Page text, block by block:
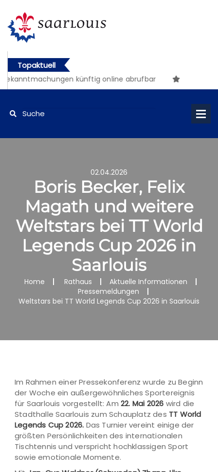
Topaktuell
künftig online abrufbar
02.04.2026
Boris Becker, Felix
Magath und weitere
Weltstars bei TT World
Legends Cup 2026 in
Saarlouis
Home Rathaus
Aktuelle Informationen
Pressemeldungen
Weltstars bei TT World Legends Cup 2026 in Saarlouis
Im Rahmen einer Pressekonferenz wurde zu Beginn
der Woche ein außergewöhnliches Sportereignis
für Saarlouis vorgestellt: Am 22. Mai 2026 wird die
Stadthalle Saarlouis zum Schauplatz des TT World
Legends Cup 2026. Das Turnier vereint einige der
größten Persönlichkeiten des internationalen
Tischtennis und verspricht hochklassigen Sport
sowie emotionale Momente.